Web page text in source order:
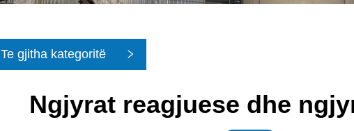
Te gjitha kategoritë
Ngjyrat reagjuese dhe